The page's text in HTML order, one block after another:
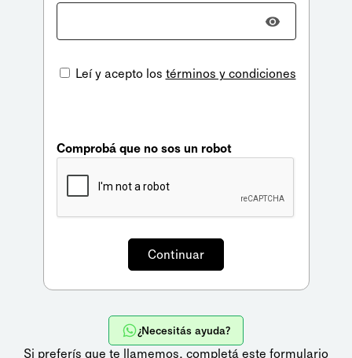
Leí y acepto los términos y condiciones
Comprobá que no sos un robot
¿Necesitás ayuda?
Si preferís que te llamemos, completá este formulario